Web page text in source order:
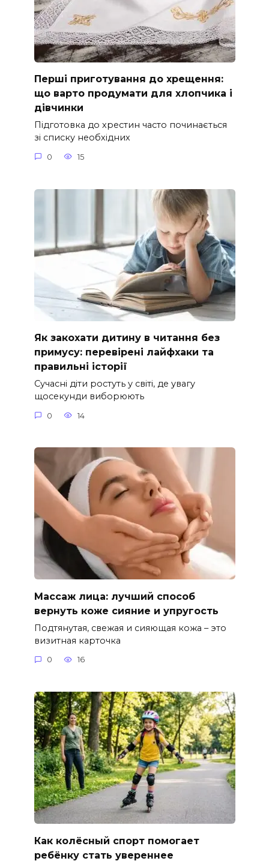
Перші приготування до хрещення:
що варто продумати для хлопчика і
дівчинки
Підготовка до хрестин часто починається
зі списку необхідних
0 15
Як закохати дитину в читання без
примусу: перевірені лайфхаки та
правильні історії
Сучасні діти ростуть у світі, де увагу
щосекунди виборюють
0 14
Массаж лица: лучший способ
вернуть коже сияние и упругость
Подтянутая, свежая и сияющая кожа – это
визитная карточка
0 16
Как колёсный спорт помогает
ребёнку стать увереннее